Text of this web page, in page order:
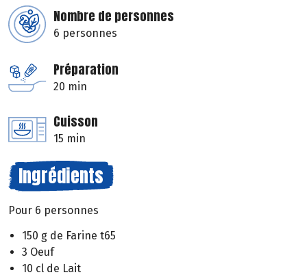
Nombre de personnes
6 personnes
Préparation
20 min
Cuisson
15 min
Ingrédients
Pour 6 personnes
150 g de Farine t65
3 Oeuf
10 cl de Lait